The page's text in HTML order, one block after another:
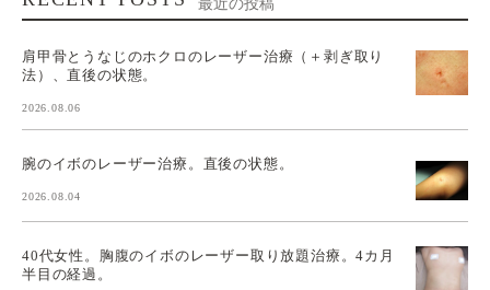
最近の投稿
肩甲骨とうなじのホクロのレーザー治療（＋剥ぎ取り
法）、直後の状態。
2026.08.06
腕のイボのレーザー治療。直後の状態。
2026.08.04
40代女性。胸腹のイボのレーザー取り放題治療。4カ月
半目の経過。